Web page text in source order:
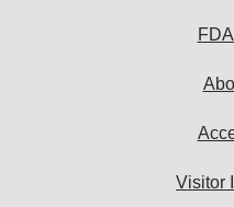
Visitor